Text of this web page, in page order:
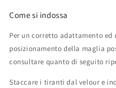
Come si indossa
Per un corretto adattamento ed
posizionamento della maglia
consultare quanto di seguito
Staccare i tiranti dal velour e